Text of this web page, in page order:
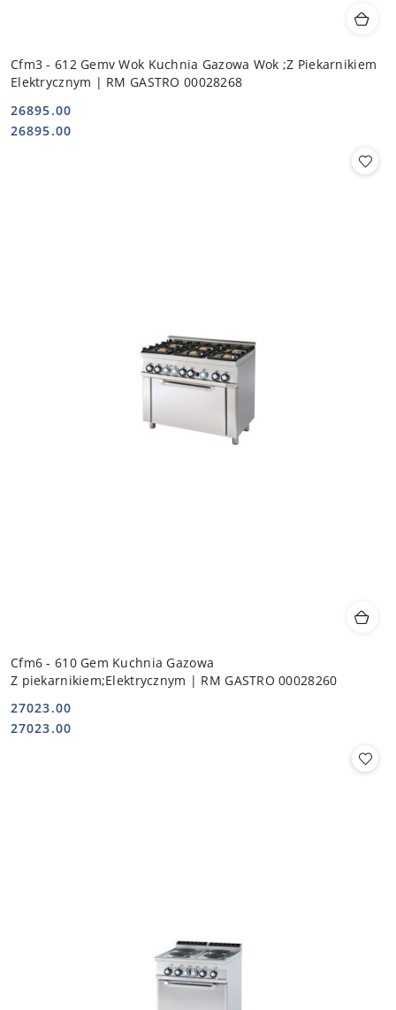
Cfm3 - 612 Gemv Wok Kuchnia Gazowa Wok ;Z Piekarnikiem
Elektrycznym | RM GASTRO 00028268
Cena:
26895.00
Cena:
26895.00
Cfm6 - 610 Gem Kuchnia Gazowa
Z piekarnikiem;Elektrycznym | RM GASTRO 00028260
Cena:
27023.00
Cena:
27023.00